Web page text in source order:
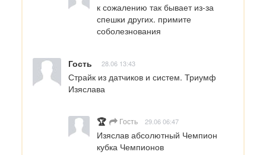
к сожалению так бывает из-за
спешки других. примите
соболезнования
Гость 28.06 13:43
Страйк из датчиков и систем. Триумф
Изяслава
🏆 Гость 29.06 06:47
Изяслав абсолютный Чемпион
кубка Чемпионов